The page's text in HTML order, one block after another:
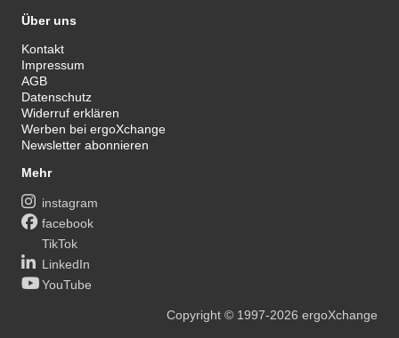
Über uns
Kontakt
Impressum
AGB
Datenschutz
Widerruf erklären
Werben bei ergoXchange
Newsletter abonnieren
Mehr
instagram
facebook
TikTok
LinkedIn
YouTube
Copyright© 1997-2026 ergoXchange